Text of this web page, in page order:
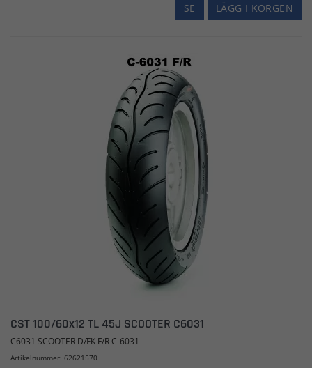
LÄGG I KORGEN
SE
CST 100/60x12 TL 45J SCOOTER C6031
C6031 SCOOTER DÆK F/R C-6031
Artikelnummer: 62621570